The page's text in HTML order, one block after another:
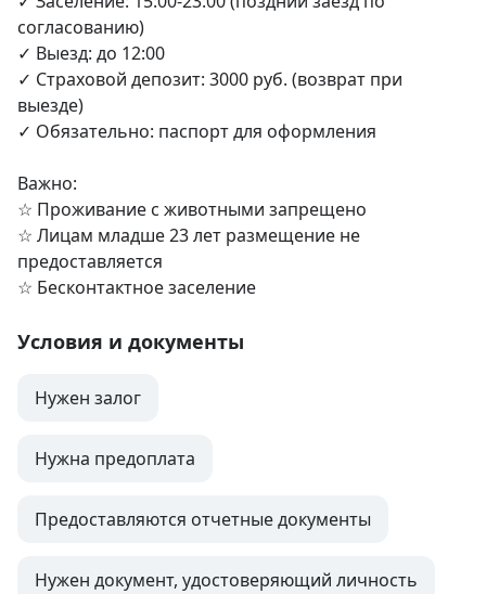
согласованию)
✓ Выезд: до 12:00
✓ Страховой депозит: 3000 руб. (возврат при
выезде)
✓ Обязательно: паспорт для оформления
Важно:
☆︎ Проживание с животными запрещено
☆︎ Лицам младше 23 лет размещение не
предоставляется
☆︎ Бесконтактное заселение
Условия и документы
Нужен залог
Нужна предоплата
Предоставляются отчетные документы
Нужен документ, удостоверяющий личность